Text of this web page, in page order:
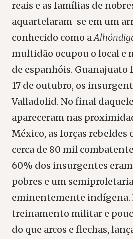
reais e as famílias de
aquartelaram-se em um
conhecido como a
multidão ocupou o local e
de espanhóis. Guanajuato
17 de outubro, os
Valladolid. No final
apareceram nas
México, as forças rebeldes
cerca de 80 mil
60% dos insurgentes
pobres e um
eminentemente indígena.
treinamento militar e
do que arcos e flechas,